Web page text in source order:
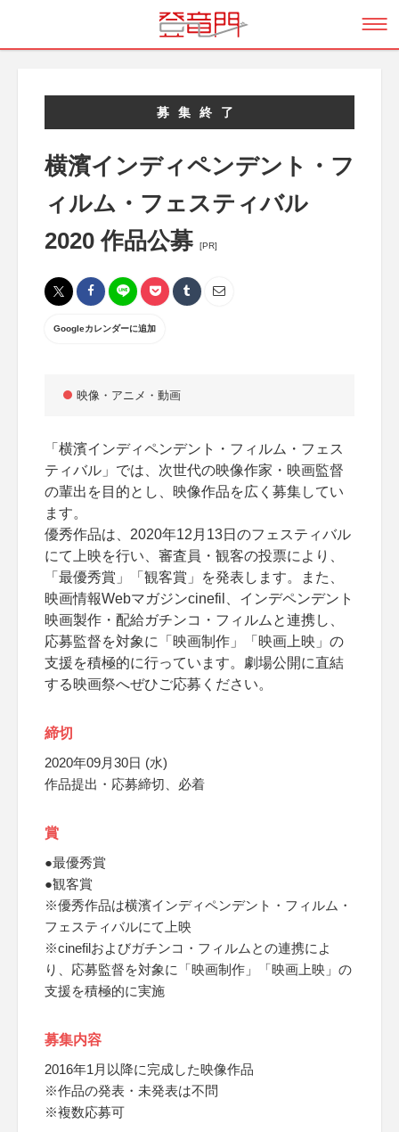
募集終了
横濱インディペンデント・フ
ィルム・フェスティバル
2020 作品公募
[PR]
Googleカレンダーに追加
映像・アニメ・動画
「横濱インディペンデント・フィルム・フェス
ティバル」では、次世代の映像作家・映画監督
の輩出を目的とし、映像作品を広く募集してい
ます。
優秀作品は、2020年12月13日のフェスティバル
にて上映を行い、審査員・観客の投票により、
「最優秀賞」「観客賞」を発表します。また、
映画情報Webマガジンcinefil、インデペンデント
映画製作・配給ガチンコ・フィルムと連携し、
応募監督を対象に「映画制作」「映画上映」の
支援を積極的に行っています。劇場公開に直結
する映画祭へぜひご応募ください。
締切
2020年09月30日 (水)
作品提出・応募締切、必着
賞
●最優秀賞
●観客賞
※優秀作品は横濱インディペンデント・フィルム・
フェスティバルにて上映
※cinefilおよびガチンコ・フィルムとの連携によ
り、応募監督を対象に「映画制作」「映画上映」の
支援を積極的に実施
募集内容
2016年1月以降に完成した映像作品
※作品の発表・未発表は不問
※複数応募可